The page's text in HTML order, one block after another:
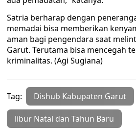
Satria berharap dengan
memadai bisa memberikan
aman bagi pengendara saat
Garut. Terutama bisa mencegah
kriminalitas. (Agi Sugiana)
Tag: Dishub Kabupaten Garut
libur Natal dan Tahun Baru